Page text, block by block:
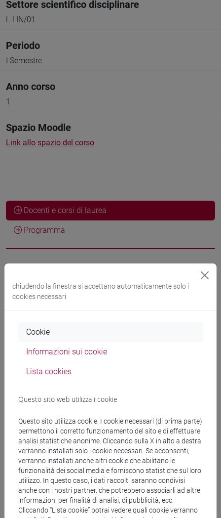
Settore scientifico disciplinare
L-LIN/01
Periodo
I Semestre
Anno corso
1
Spazio Moodle
Link allo spazio del corso
Docenti e corsi di laurea
Programma
BRANCHINI Chiara
Corsi di studio e percorsi
[LM5] SCIENZE DEL LINGUAGGIO - Laurea
magistrale (DM270)
scienze del linguaggio
[LM70] TRADUZIONE E INTERPRETAZIONE -
Laurea magistrale (DM270)
traduzione specializzata inglese-spagnolo; inglese-
chiudendo la finestra si accettano automaticamente solo i
cookies necessari
Cookie
Informazioni sui cookie
Lista cookies
Questo sito web utilizza i cookie
Questo sito utilizza cookie. I cookie necessari (di prima parte)
permettono il corretto funzionamento del sito e di effettuare
analisi statistiche anonime. Cliccando sulla X in alto a destra
verranno installati solo i cookie necessari. Se acconsenti,
verranno installati anche altri cookie che abilitano le
funzionalità dei social media e forniscono statistiche sul loro
utilizzo. In questo caso, i dati raccolti saranno condivisi
anche con i nostri partner, che potrebbero associarli ad altre
informazioni per finalità di analisi, di pubblicità, ecc.
Cliccando “Lista cookie” potrai vedere quali cookie verranno